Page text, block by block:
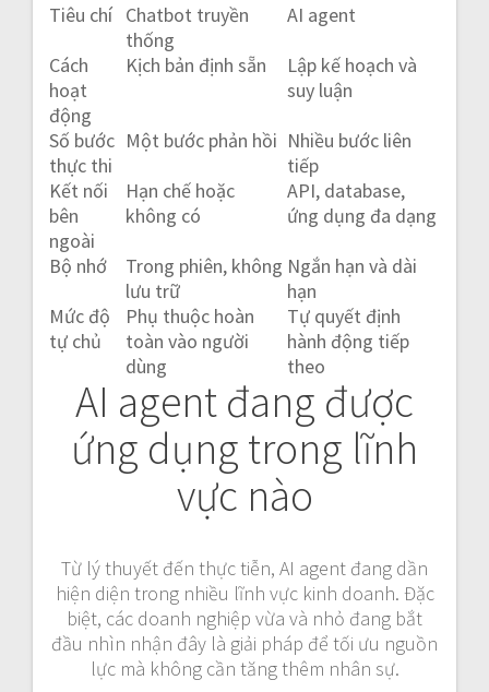
Tiêu chí Chatbot truyền
thống
AI agent
Cách
hoạt
động
Kịch bản định sẵn
Lập kế hoạch và
suy luận
Số bước
thực thi
Một bước phản hồi Nhiều bước liên
tiếp
Kết nối
bên
ngoài
Hạn chế hoặc
không có
API, database,
ứng dụng đa dạng
Bộ nhớ
Trong phiên, không
lưu trữ
Ngắn hạn và dài
hạn
Mức độ
tự chủ
Phụ thuộc hoàn
toàn vào người
dùng
Tự quyết định
hành động tiếp
theo
AI agent đang được
ứng dụng trong lĩnh
vực nào
Từ lý thuyết đến thực tiễn, AI agent đang dần
hiện diện trong nhiều lĩnh vực kinh doanh. Đặc
biệt, các doanh nghiệp vừa và nhỏ đang bắt
đầu nhìn nhận đây là giải pháp để tối ưu nguồn
lực mà không cần tăng thêm nhân sự.